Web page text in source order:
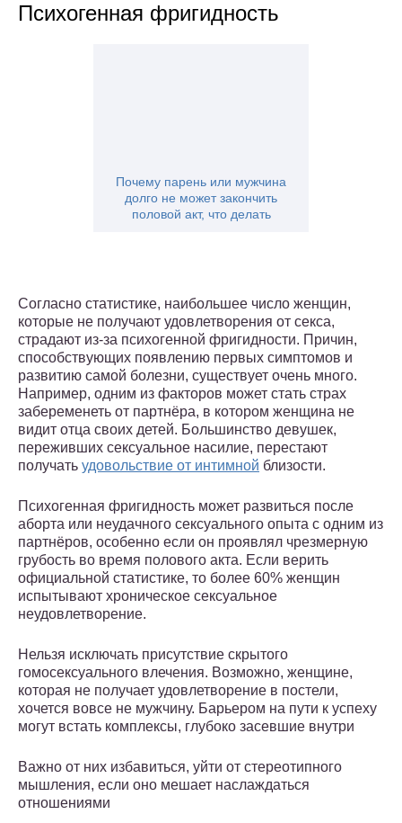
Психогенная фригидность
Почему парень или мужчина
долго не может закончить
половой акт, что делать
Согласно статистике, наибольшее число женщин,
которые не получают удовлетворения от секса,
страдают из-за психогенной фригидности. Причин,
способствующих появлению первых симптомов и
развитию самой болезни, существует очень много.
Например, одним из факторов может стать страх
забеременеть от партнёра, в котором женщина не
видит отца своих детей. Большинство девушек,
переживших сексуальное насилие, перестают
получать удовольствие от интимной близости.
Психогенная фригидность может развиться после
аборта или неудачного сексуального опыта с одним из
партнёров, особенно если он проявлял чрезмерную
грубость во время полового акта. Если верить
официальной статистике, то более 60% женщин
испытывают хроническое сексуальное
неудовлетворение.
Нельзя исключать присутствие скрытого
гомосексуального влечения. Возможно, женщине,
которая не получает удовлетворение в постели,
хочется вовсе не мужчину. Барьером на пути к успеху
могут встать комплексы, глубоко засевшие внутри
Важно от них избавиться, уйти от стереотипного
мышления, если оно мешает наслаждаться
отношениями